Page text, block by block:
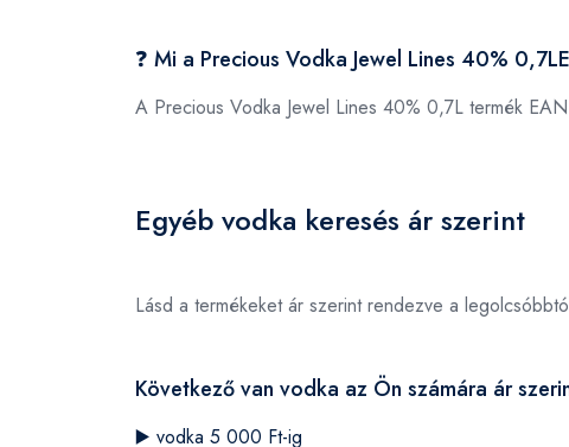
❓ Mi a Precious Vodka Jewel Lines 40%
A Precious Vodka Jewel Lines 40% 0,7L termék
Egyéb vodka keresés ár szerint
Lásd a termékeket ár szerint rendezve a
Következő van vodka az Ön számára ár
▶️ vodka 5 000 Ft-ig